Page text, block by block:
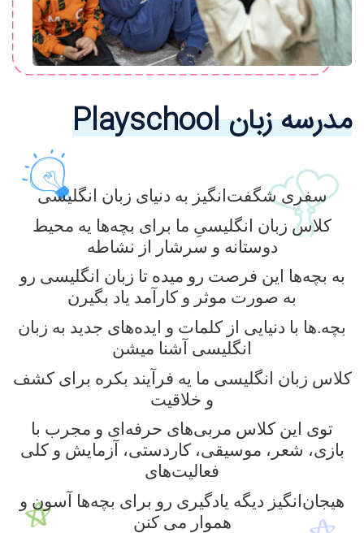
مدرسه زبان Playschool
سفری شگفت‌انگیز به دنیای زبان انگلیسی
کلاس‌ زبان انگلیسیِ ما برای بچه‌ها یه محیط
دوستانه و سرشار از نشاطه
به بچه‌ها این فرصت رو میده تا زبان انگلیسی رو
به صورت موثر و کارآمد یاد بگیرن
بچه.ها با دنیایی از کلمات و ایده‌های جدید به زبان
انگلیسی آشنا میشن
کلاس‌ زبان انگلیسی ما یه فرآیند بکره برای کشف
و خلاقیت
توی این کلاس مربی‌های حرفه‌ای و مجرب با
بازی، شعر، موسیقی، کاردستی، آزمایش و کلی
فعالیت‌های
هیجان‌انگیز دیگه یادگیری رو برای بچه‌ها آسون و
هموار می کنن